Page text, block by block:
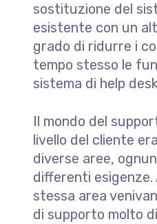
sostituzione del
esistente con un
grado di ridurre i
tempo stesso le
sistema di help
Il mondo del
livello del cliente
diverse aree,
differenti esigenze.
stessa area
di supporto molto